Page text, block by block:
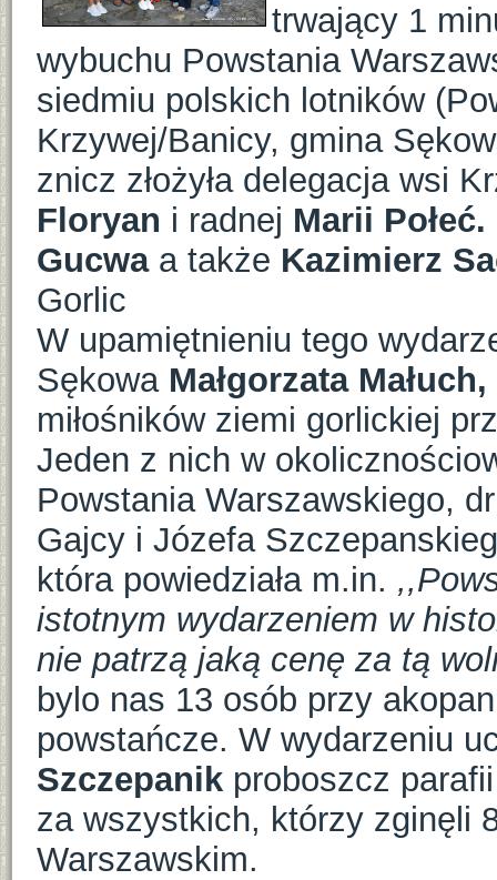
trwający 1
wybuchu Powstania
siedmiu polskich lotników
Krzywej/Banicy, gmina
znicz złożyła delegacja wsi
Floryan i radnej Marii Połeć.
Gucwaa także Kazimierz
Gorlic
W upamiętnieniu tego
Sękowa Małgorzata Małuch,
miłośników ziemi gorlickiej
Jeden z nich w
Powstania Warszawskiego,
Gajcy i Józefa
która powiedziała m.in.
istotnym wydarzeniem w
nie patrzą jaką cenę za tą
bylo nas 13 osób przy
powstańcze. W wydarzeniu
Szczepanik proboszcz
za wszystkich, którzy zginęli
Warszawskim.